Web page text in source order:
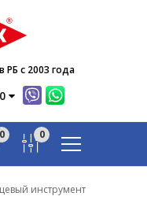
с 2003 года
0 0
инструмент